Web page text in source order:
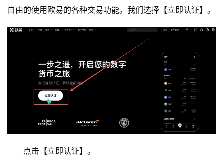
自由的使用欧易的各种交易功能。我们选择【立即认证】。
点击【立即认证】。